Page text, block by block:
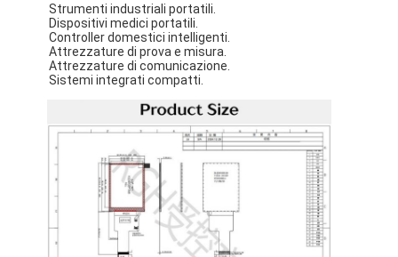
Strumenti industriali portatili.
Dispositivi medici portatili.
Controller domestici intelligenti.
Attrezzature di prova e misura.
Attrezzature di comunicazione.
Sistemi integrati compatti.